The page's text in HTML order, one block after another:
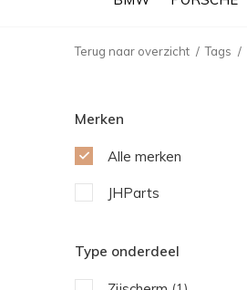
Terug naar overzicht Tags
Merken
Alle merken
JHParts
Type onderdeel